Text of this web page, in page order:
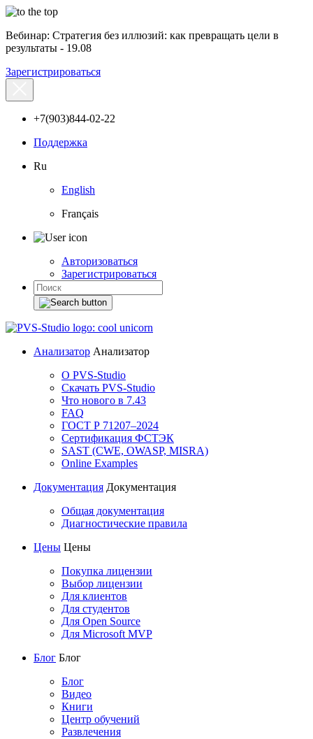
Вебинар: Стратегия без иллюзий: как превращать цели в
результаты - 19.08
Зарегистрироваться
+7(903)844-02-22
Поддержка
Ru
English
Français
Авторизоваться
Зарегистрироваться
Анализатор Анализатор
О PVS-Studio
Скачать PVS-Studio
Что нового в 7.43
FAQ
ГОСТ Р 71207–2024
Сертификация ФСТЭК
SAST (CWE, OWASP, MISRA)
Online Examples
Документация Документация
Общая документация
Диагностические правила
Цены Цены
Покупка лицензии
Выбор лицензии
Для клиентов
Для студентов
Для Open Source
Для Microsoft MVP
Блог Блог
Блог
Видео
Книги
Центр обучений
Развлечения